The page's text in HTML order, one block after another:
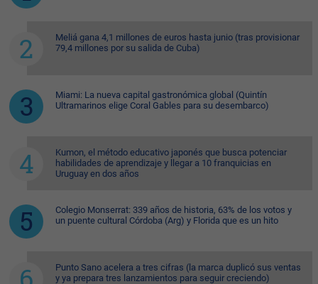
Meliá gana 4,1 millones de euros hasta junio (tras provisionar
79,4 millones por su salida de Cuba)
Miami: La nueva capital gastronómica global (Quintín
Ultramarinos elige Coral Gables para su desembarco)
Kumon, el método educativo japonés que busca potenciar
habilidades de aprendizaje y llegar a 10 franquicias en
Uruguay en dos años
Colegio Monserrat: 339 años de historia, 63% de los votos y
un puente cultural Córdoba (Arg) y Florida que es un hito
Punto Sano acelera a tres cifras (la marca duplicó sus ventas
y ya prepara tres lanzamientos para seguir creciendo)